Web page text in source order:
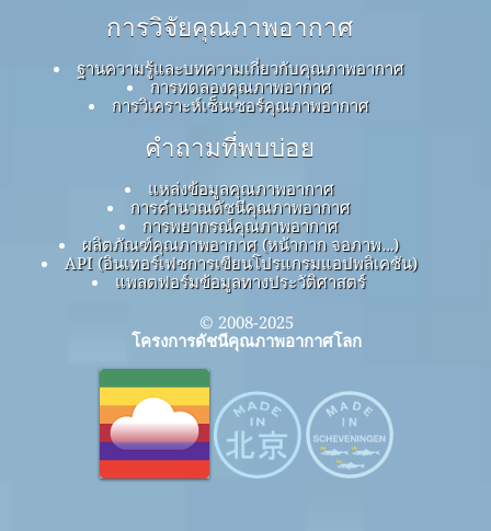
การวิจัยคุณภาพอากาศ
ฐานความรู้และบทความเกี่ยวกับคุณภาพอากาศ
การทดลองคุณภาพอากาศ
การวิเคราะห์เซ็นเซอร์คุณภาพอากาศ
คำถามที่พบบ่อย
แหล่งข้อมูลคุณภาพอากาศ
การคำนวณดัชนีคุณภาพอากาศ
การพยากรณ์คุณภาพอากาศ
ผลิตภัณฑ์คุณภาพอากาศ (หน้ากาก จอภาพ…)
API (อินเทอร์เฟซการเขียนโปรแกรมแอปพลิเคชัน)
แพลตฟอร์มข้อมูลทางประวัติศาสตร์
© 2008-2025
โครงการดัชนีคุณภาพอากาศโลก